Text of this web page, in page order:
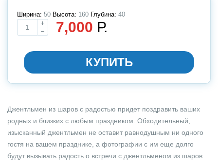
Ширина: 50 Высота: 160 Глубина: 40
7,000 Р.
КУПИТЬ
Джентльмен из шаров с радостью придет поздравить ваших
родных и близких с любым праздником. Обходительный,
изысканный джентльмен не оставит равнодушным ни одного
гостя на вашем празднике, а фотографии с им еще долго
будут вызывать радость о встречи с джентльменом из шаров.